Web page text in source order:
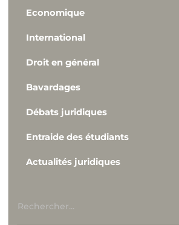
Economique
International
Droit en général
Bavardages
Débats juridiques
Entraide des étudiants
Actualités juridiques